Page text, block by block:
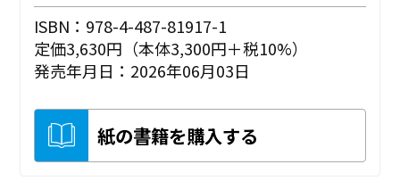
ISBN：978-4-487-81917-1
定価3,630円（本体3,300円＋税10%）
発売年月日：2026年06月03日
紙の書籍を購入する